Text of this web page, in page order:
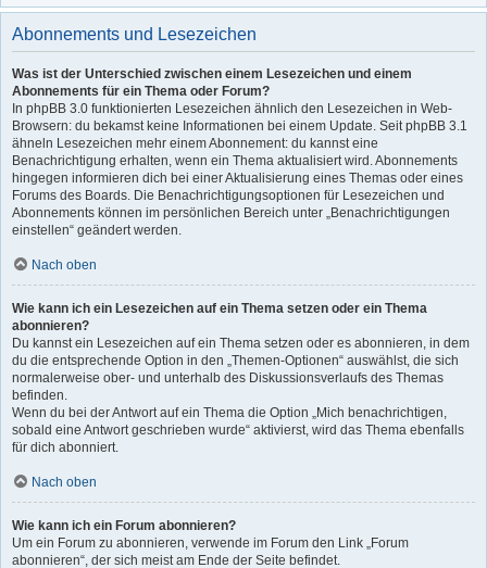
Abonnements und Lesezeichen
Was ist der Unterschied zwischen einem Lesezeichen und einem
Abonnements für ein Thema oder Forum?
In phpBB 3.0 funktionierten Lesezeichen ähnlich den Lesezeichen in Web-
Browsern: du bekamst keine Informationen bei einem Update. Seit phpBB 3.1
ähneln Lesezeichen mehr einem Abonnement: du kannst eine
Benachrichtigung erhalten, wenn ein Thema aktualisiert wird. Abonnements
hingegen informieren dich bei einer Aktualisierung eines Themas oder eines
Forums des Boards. Die Benachrichtigungsoptionen für Lesezeichen und
Abonnements können im persönlichen Bereich unter „Benachrichtigungen
einstellen“ geändert werden.
Nach oben
Wie kann ich ein Lesezeichen auf ein Thema setzen oder ein Thema
abonnieren?
Du kannst ein Lesezeichen auf ein Thema setzen oder es abonnieren, in dem
du die entsprechende Option in den „Themen-Optionen“ auswählst, die sich
normalerweise ober- und unterhalb des Diskussionsverlaufs des Themas
befinden.
Wenn du bei der Antwort auf ein Thema die Option „Mich benachrichtigen,
sobald eine Antwort geschrieben wurde“ aktivierst, wird das Thema ebenfalls
für dich abonniert.
Nach oben
Wie kann ich ein Forum abonnieren?
Um ein Forum zu abonnieren, verwende im Forum den Link „Forum
abonnieren“, der sich meist am Ende der Seite befindet.